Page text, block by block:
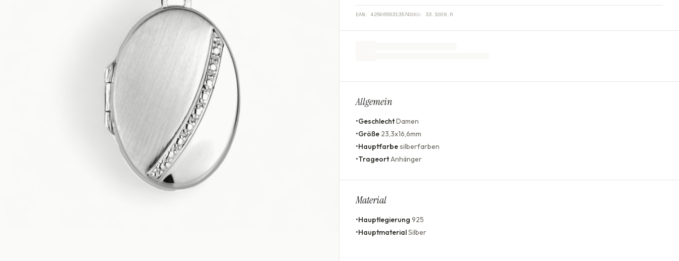
EAN: 4250655313574SKU: 33.1008.R
Allgemein
•GeschlechtDamen
•Größe 23,3x16,6mm
•Hauptfarbesilberfarben
•TrageortAnhänger
Material
•Hauptlegierung 925
•HauptmaterialSilber